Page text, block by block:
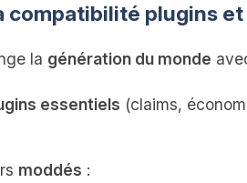
compatibilité plugins et
la génération du monde
essentiels (claims,
moddés :